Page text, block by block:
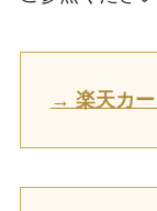
→ 楽天カー